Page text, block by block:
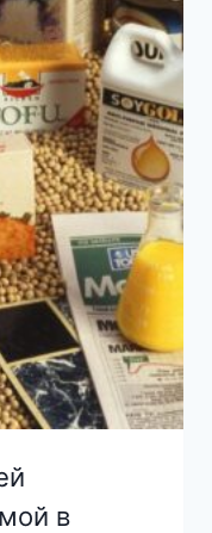
в